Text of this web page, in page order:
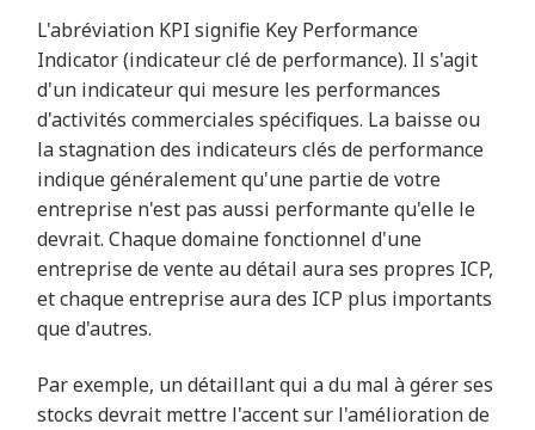
L'abréviation KPI signifie Key Performance
Indicator (indicateur clé de performance). Il s'agit
d'un indicateur qui mesure les performances
d'activités commerciales spécifiques. La baisse ou
la stagnation des indicateurs clés de performance
indique généralement qu'une partie de votre
entreprise n'est pas aussi performante qu'elle le
devrait. Chaque domaine fonctionnel d'une
entreprise de vente au détail aura ses propres ICP,
et chaque entreprise aura des ICP plus importants
que d'autres.
Par exemple, un détaillant qui a du mal à gérer ses
stocks devrait mettre l'accent sur l'amélioration de